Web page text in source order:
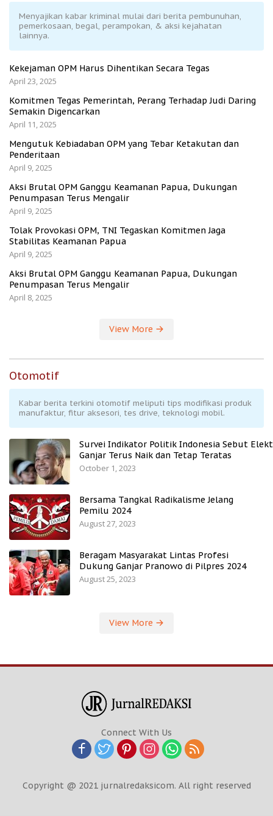
Menyajikan kabar kriminal mulai dari berita pembunuhan,
pemerkosaan, begal, perampokan, & aksi kejahatan
lainnya.
Kekejaman OPM Harus Dihentikan Secara Tegas
April 23, 2025
Komitmen Tegas Pemerintah, Perang Terhadap Judi Daring
Semakin Digencarkan
April 11, 2025
Mengutuk Kebiadaban OPM yang Tebar Ketakutan dan
Penderitaan
April 9, 2025
Aksi Brutal OPM Ganggu Keamanan Papua, Dukungan
Penumpasan Terus Mengalir
April 9, 2025
Tolak Provokasi OPM, TNI Tegaskan Komitmen Jaga
Stabilitas Keamanan Papua
April 9, 2025
Aksi Brutal OPM Ganggu Keamanan Papua, Dukungan
Penumpasan Terus Mengalir
April 8, 2025
View More
Otomotif
Kabar berita terkini otomotif meliputi tips modifikasi produk
manufaktur, fitur aksesori, tes drive, teknologi mobil.
Survei Indikator Politik Indonesia Sebut
Ganjar Terus Naik dan Tetap Teratas
October 1, 2023
Bersama Tangkal Radikalisme Jelang
Pemilu 2024
August 27, 2023
Beragam Masyarakat Lintas Profesi
Dukung Ganjar Pranowo di Pilpres 2024
August 25, 2023
View More
Connect With Us
Copyright @ 2021 jurnalredaksicom. All right reserved